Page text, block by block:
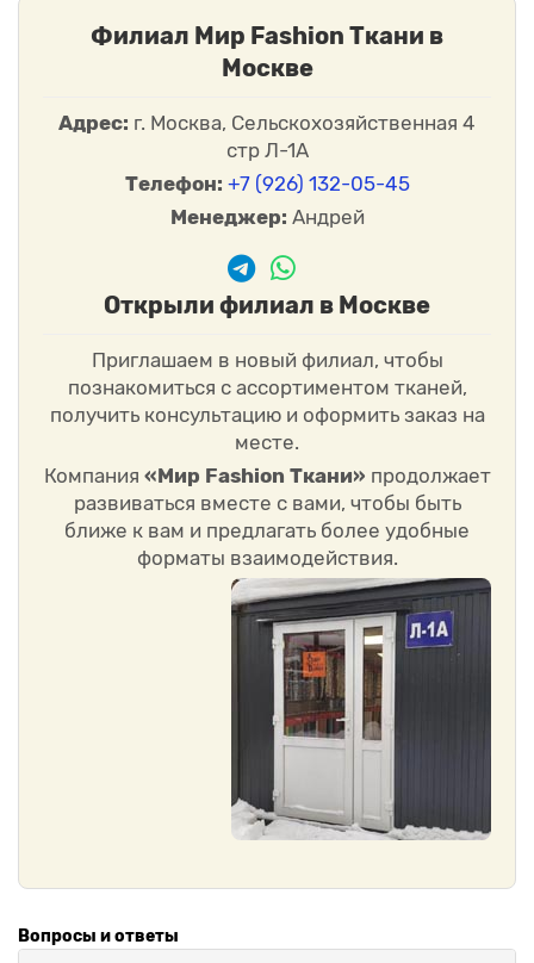
Филиал Мир Fashion Ткани в
Москве
Адрес: г. Москва, Сельскохозяйственная 4
стр Л-1А
Телефон: +7 (926) 132-05-45
Менеджер: Андрей
Открыли филиал в Москве
Приглашаем в новый филиал, чтобы
познакомиться с ассортиментом тканей,
получить консультацию и оформить заказ на
месте.
Компания «Мир Fashion Ткани» продолжает
развиваться вместе с вами, чтобы быть
ближе к вам и предлагать более удобные
форматы взаимодействия.
Вопросы и ответы